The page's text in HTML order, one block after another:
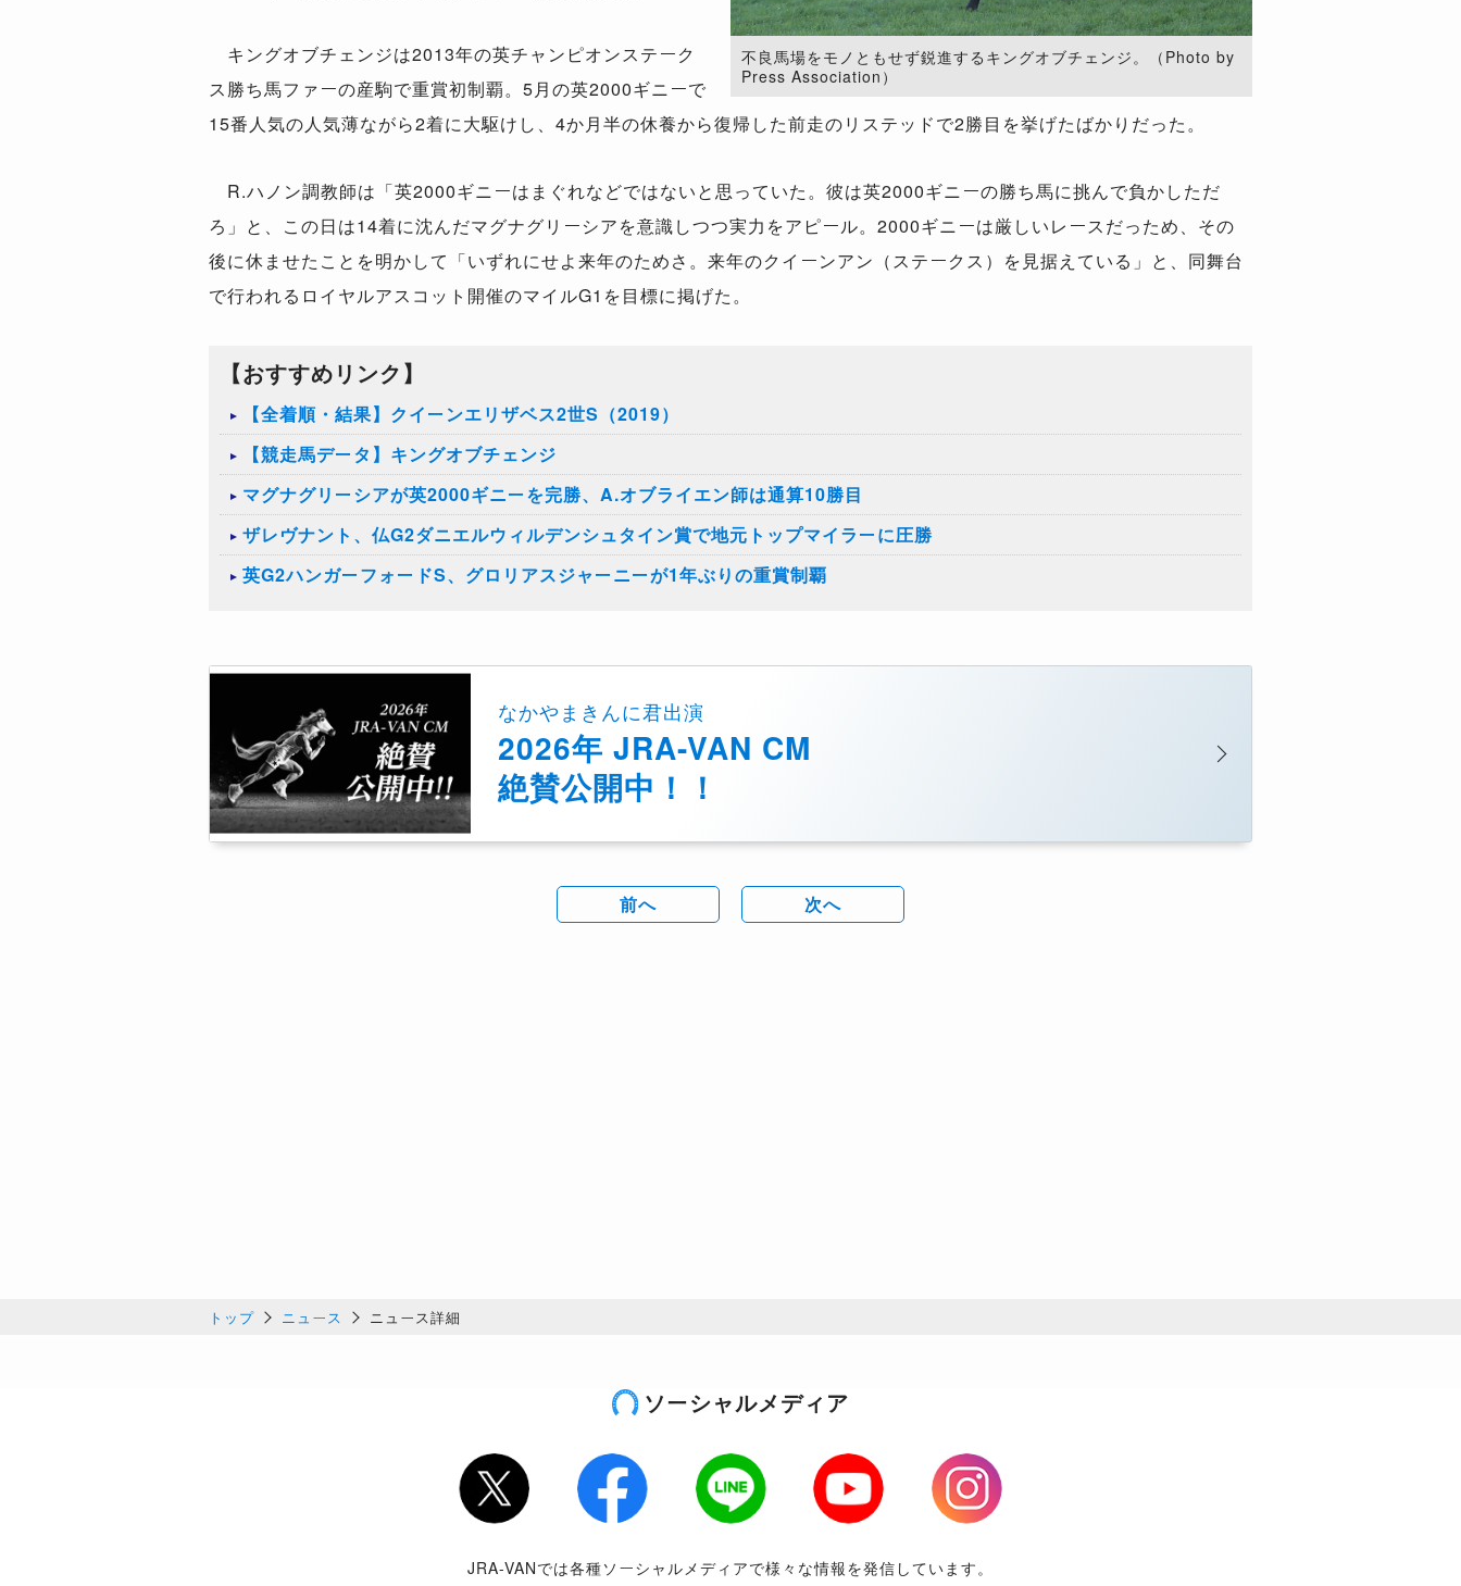
不良馬場をモノともせず鋭進するキングオブチェンジ。（Photo by
Press Association）
キングオブチェンジは2013年の英チャンピオンステーク
ス勝ち馬ファーの産駒で重賞初制覇。5月の英2000ギニーで
15番人気の人気薄ながら2着に大駆けし、4か月半の休養から復帰した前走のリステッドで2勝目を挙げたばかりだった。
R.ハノン調教師は「英2000ギニーはまぐれなどではないと思っていた。彼は英2000ギニーの勝ち馬に挑んで負かしただ
ろ」と、この日は14着に沈んだマグナグリーシアを意識しつつ実力をアピール。2000ギニーは厳しいレースだっため、その
後に休ませたことを明かして「いずれにせよ来年のためさ。来年のクイーンアン（ステークス）を見据えている」と、同舞台
で行われるロイヤルアスコット開催のマイルG1を目標に掲げた。
【おすすめリンク】
【全着順・結果】クイーンエリザベス2世S（2019）
【競走馬データ】キングオブチェンジ
マグナグリーシアが英2000ギニーを完勝、A.オブライエン師は通算10勝目
ザレヴナント、仏G2ダニエルウィルデンシュタイン賞で地元トップマイラーに圧勝
英G2ハンガーフォードS、グロリアスジャーニーが1年ぶりの重賞制覇
なかやまきんに君出演
2026年 JRA-VAN CM
絶賛公開中！！
前へ 次へ
トップ ニュース ニュース詳細
ソーシャルメディア
Twitter Facebook LINE Youtube
Instagram
JRA-VANでは各種ソーシャルメディアで様々な情報を発信しています。